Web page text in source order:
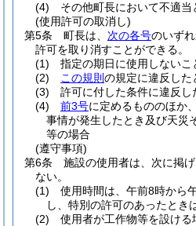
(4)
その他町長において不適当
(使用許可の取消し)
第5条
町長は、 次の各号のいず
許可を取り消すことができる。
(1)
指定の期日に使用しないこ
(2)
この規則 の規定に違反した
(3)
許可に付した条件に違反し
(4)
前3号に定めるもののほか
事情が発生したとき及び天災
等の場合
(遵守事項)
第6条
施設の使用者は、次に掲
ない。
(1)
使用時間は、午前8時から
し、特別の許可のあったとき
(2)
使用者が工作物等を設け